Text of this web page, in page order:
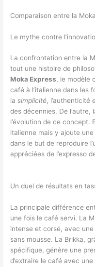
Comparaison entre la
Le mythe contre
La confrontation entre la
tout une histoire de
Moka Express, le modèle
café à l’italienne dans les
lasimplicité, l’authenticité
des décennies. De l’autre,
l’évolution de ce concept.
italienne mais y ajoute
dans le but de reproduire
appréciées de l’expresso
Un duel de résultats en
La principale différence
une fois le café servi. La
intense et corsé, avec
sans mousse. La Brikka,
spécifique, génère une
d’extraire le café avec